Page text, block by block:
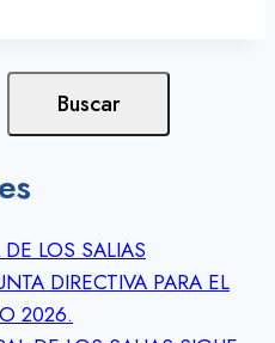
Buscar
LOS SALIAS
DIRECTIVA PARA EL
2026.